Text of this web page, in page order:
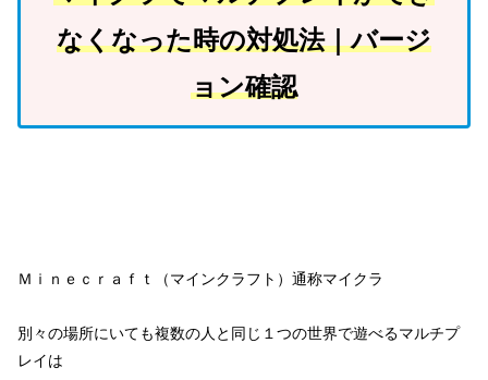
なくなった時の対処法｜バージ
ョン確認
Ｍｉｎｅｃｒａｆｔ（マインクラフト）通称マイクラ
別々の場所にいても複数の人と同じ１つの世界で遊べるマルチプ
レイは